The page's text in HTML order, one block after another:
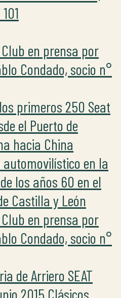
en prensa por
Condado, socio n°
primeros 250 Seat
el Puerto de
hacia China
automovilístico en la
los años 60 en el
Castilla y León
en prensa por
Condado, socio n°
de Arriero SEAT
2015 Clásicos